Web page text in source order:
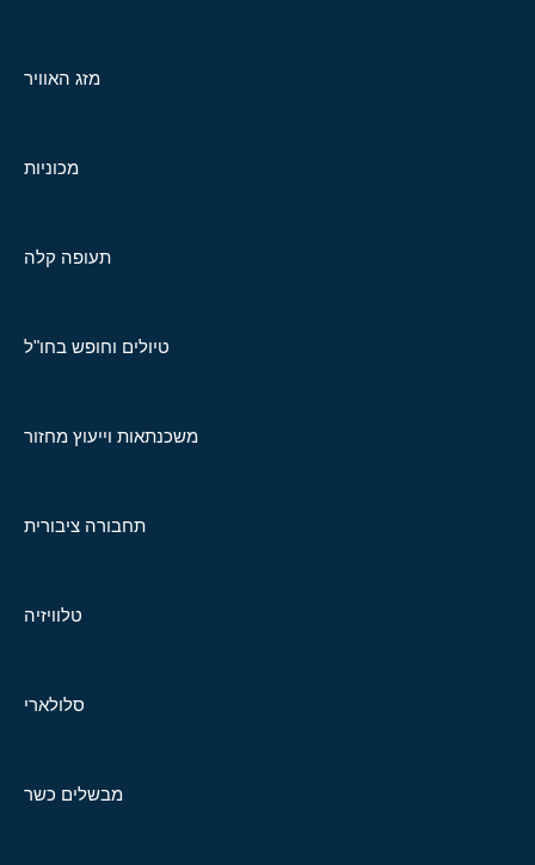
מזג האוויר
מכוניות
תעופה קלה
טיולים וחופש בחו"ל
משכנתאות וייעוץ מחזור
תחבורה ציבורית
טלוויזיה
סלולארי
מבשלים כשר